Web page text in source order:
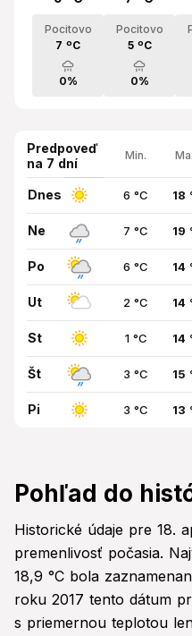
Pocitovo
7 ºC
0%
Pocitovo
5 ºC
0%
Predpoveď
na 7 dní
Min.
Dnes 6 °C 18
Ne 7 °C 19
Po 6 °C 14
Ut 2 °C 14
St 1 °C 14
Št 3 °C 15
Pi 3 °C 13
Pohľad do
Historické údaje pre 18.
premenlivosť počasia.
18,9 °C bola
roku 2017 tento dátum
s priemernou teplotou